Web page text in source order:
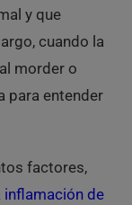
y que
cuando la
morder o
para entender
factores,
inflamación de